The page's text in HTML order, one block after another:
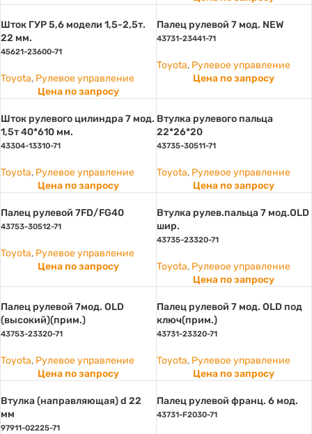
Шток ГУР 5,6 модели 1,5-2,5т.
22 мм.
45621-23600-71
Toyota, Рулевое управление
Цена по запросу
Палец рулевой 7 мод. NEW
43731-23441-71
Toyota, Рулевое управление
Цена по запросу
Шток рулевого цилиндра 7 мод.
1,5т 40*610 мм.
43304-13310-71
Toyota, Рулевое управление
Цена по запросу
Втулка рулевого пальца
22*26*20
43735-30511-71
Toyota, Рулевое управление
Цена по запросу
Палец рулевой 7FD/FG40
43753-30512-71
Toyota, Рулевое управление
Цена по запросу
Втулка рулев.пальца 7 мод.OLD
шир.
43735-23320-71
Toyota, Рулевое управление
Цена по запросу
Палец рулевой 7мод. OLD
(высокий)(прим.)
43753-23320-71
Toyota, Рулевое управление
Цена по запросу
Палец рулевой 7 мод. OLD под
ключ(прим.)
43731-23320-71
Toyota, Рулевое управление
Цена по запросу
Втулка (направляющая) d 22
мм
97911-02225-71
Палец рулевой франц. 6 мод.
43731-F2030-71